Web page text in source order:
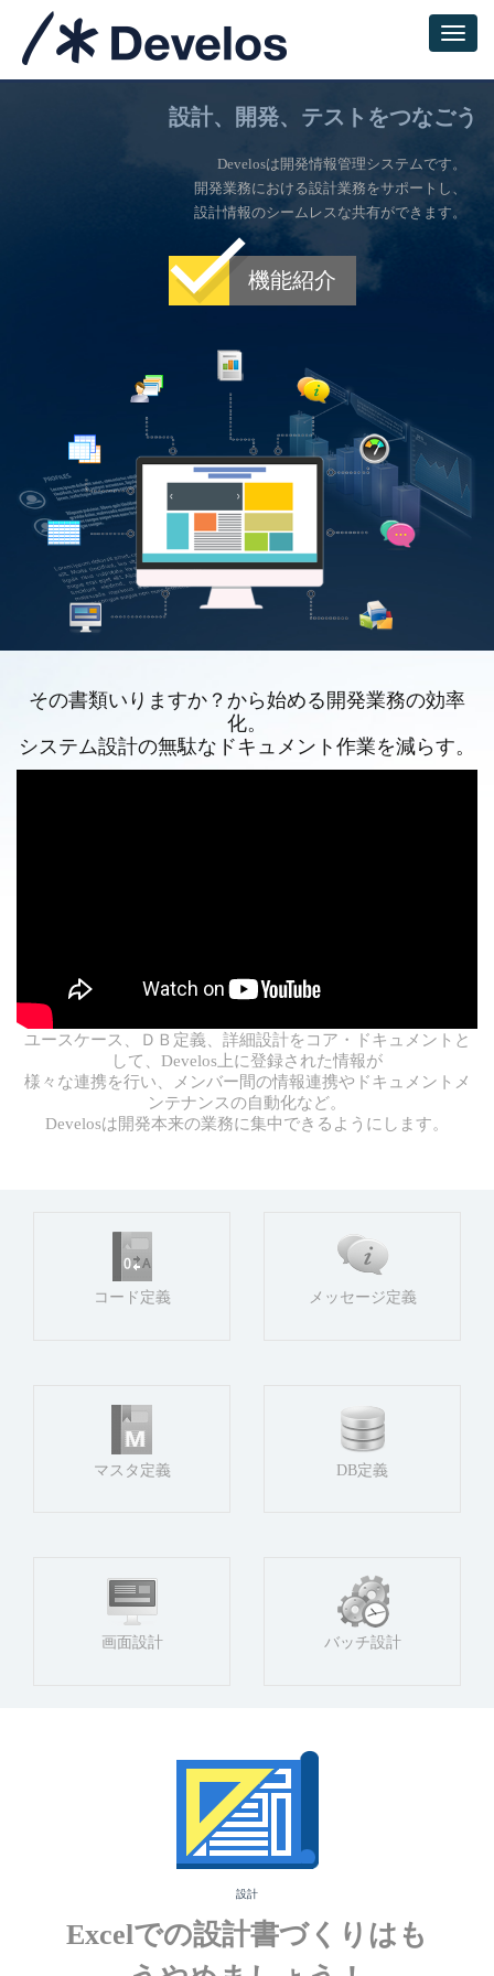
設計、開発、テストをつなごう
Develosは開発情報管理システムです。
開発業務における設計業務をサポートし、
設計情報のシームレスな共有ができます。
機能紹介
その書類いりますか？から始める開発業務の効率
化。
システム設計の無駄なドキュメント作業を減らす。
ユースケース、ＤＢ定義、詳細設計をコア・ドキュメントと
して、Develos上に登録された情報が
様々な連携を行い、メンバー間の情報連携やドキュメントメ
ンテナンスの自動化など。
Develosは開発本来の業務に集中できるようにします。
コード定義 メッセージ定義
マスタ定義 DB定義
画面設計 バッチ設計
設計
Excelでの設計書づくりはも